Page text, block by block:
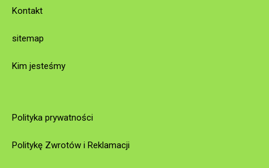
Kontakt
sitemap
Kim jesteśmy
Polityka prywatności
Politykę Zwrotów i Reklamacji